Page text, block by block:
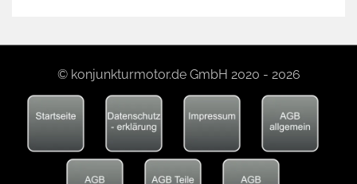
© konjunkturmotor.de GmbH 2020 - 2026